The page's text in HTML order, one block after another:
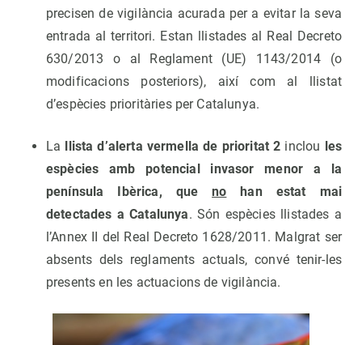
precisen de vigilància acurada per a evitar la seva
entrada al territori. Estan llistades al Real Decreto
630/2013 o al Reglament (UE) 1143/2014 (o
modificacions posteriors), així com al llistat
d’espècies prioritàries per Catalunya.
La llista d’alerta vermella de prioritat 2 inclou les
espècies amb potencial invasor menor a la
península Ibèrica, queno han estat mai
detectades a Catalunya. Són espècies llistades a
l’Annex II del Real Decreto 1628/2011. Malgrat ser
absents dels reglaments actuals, convé tenir-les
presents en les actuacions de vigilància.